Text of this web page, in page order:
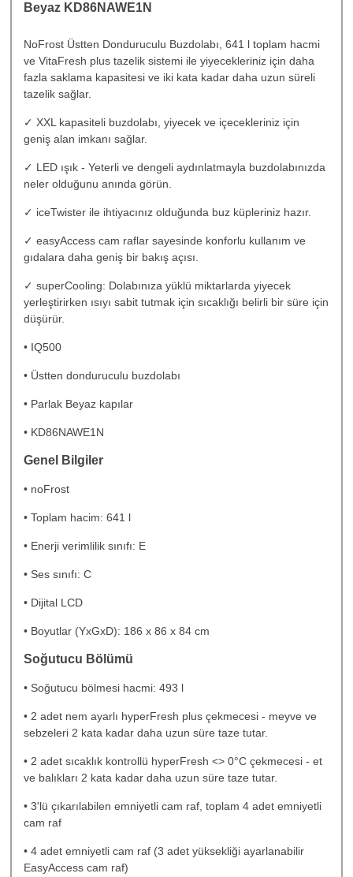
Beyaz KD86NAWE1N
NoFrost Üstten Donduruculu Buzdolabı, 641 l toplam hacmi
ve VitaFresh plus tazelik sistemi ile yiyecekleriniz için daha
fazla saklama kapasitesi ve iki kata kadar daha uzun süreli
tazelik sağlar.
✓ XXL kapasiteli buzdolabı, yiyecek ve içecekleriniz için
geniş alan imkanı sağlar.
✓ LED ışık - Yeterli ve dengeli aydınlatmayla buzdolabınızda
neler olduğunu anında görün.
✓ iceTwister ile ihtiyacınız olduğunda buz küpleriniz hazır.
✓ easyAccess cam raflar sayesinde konforlu kullanım ve
gıdalara daha geniş bir bakış açısı.
✓ superCooling: Dolabınıza yüklü miktarlarda yiyecek
yerleştirirken ısıyı sabit tutmak için sıcaklığı belirli bir süre için
düşürür.
• IQ500
• Üstten donduruculu buzdolabı
• Parlak Beyaz kapılar
• KD86NAWE1N
Genel Bilgiler
• noFrost
• Toplam hacim: 641 l
• Enerji verimlilik sınıfı: E
• Ses sınıfı: C
• Dijital LCD
• Boyutlar (YxGxD): 186 x 86 x 84 cm
Soğutucu Bölümü
• Soğutucu bölmesi hacmi: 493 l
• 2 adet nem ayarlı hyperFresh plus çekmecesi - meyve ve
sebzeleri 2 kata kadar daha uzun süre taze tutar.
• 2 adet sıcaklık kontrollü hyperFresh <> 0°C çekmecesi - et
ve balıkları 2 kata kadar daha uzun süre taze tutar.
• 3'lü çıkarılabilen emniyetli cam raf, toplam 4 adet emniyetli
cam raf
• 4 adet emniyetli cam raf (3 adet yüksekliği ayarlanabilir
EasyAccess cam raf)